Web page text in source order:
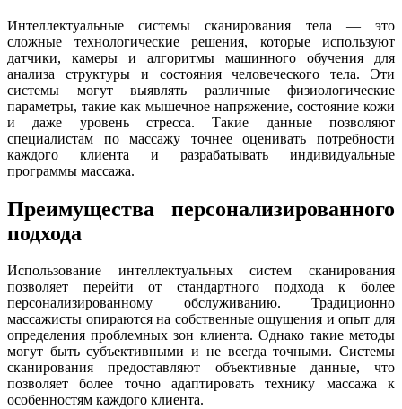
Интеллектуальные системы сканирования тела — это
сложные технологические решения, которые используют
датчики, камеры и алгоритмы машинного обучения для
анализа структуры и состояния человеческого тела. Эти
системы могут выявлять различные физиологические
параметры, такие как мышечное напряжение, состояние кожи
и даже уровень стресса. Такие данные позволяют
специалистам по массажу точнее оценивать потребности
каждого клиента и разрабатывать индивидуальные
программы массажа.
Преимущества персонализированного
подхода
Использование интеллектуальных систем сканирования
позволяет перейти от стандартного подхода к более
персонализированному обслуживанию. Традиционно
массажисты опираются на собственные ощущения и опыт для
определения проблемных зон клиента. Однако такие методы
могут быть субъективными и не всегда точными. Системы
сканирования предоставляют объективные данные, что
позволяет более точно адаптировать технику массажа к
особенностям каждого клиента.